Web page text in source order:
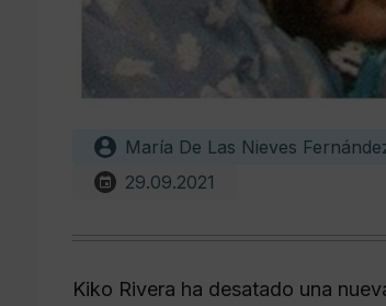
María De Las Nieves
29.09.2021
Kiko Rivera ha desatado una